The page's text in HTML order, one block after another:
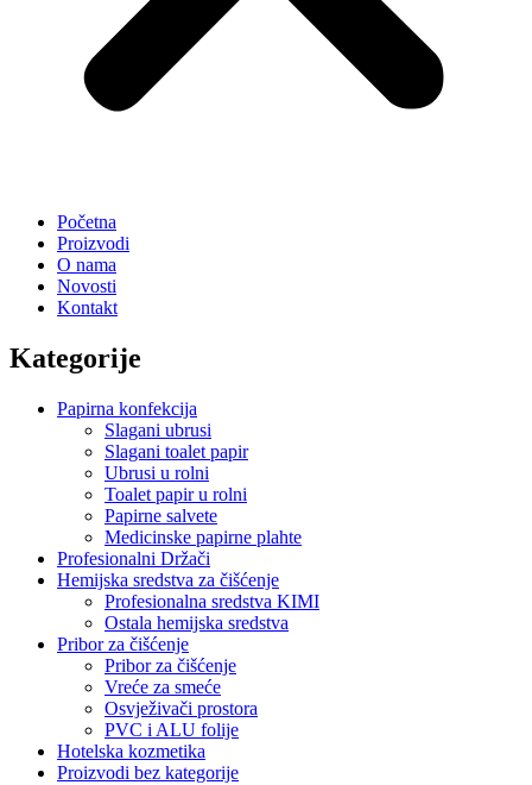
Početna
Proizvodi
O nama
Novosti
Kontakt
Kategorije
Papirna konfekcija
Slagani ubrusi
Slagani toalet papir
Ubrusi u rolni
Toalet papir u rolni
Papirne salvete
Medicinske papirne plahte
Profesionalni Držači
Hemijska sredstva za čišćenje
Profesionalna sredstva KIMI
Ostala hemijska sredstva
Pribor za čišćenje
Pribor za čišćenje
Vreće za smeće
Osvježivači prostora
PVC i ALU folije
Hotelska kozmetika
Proizvodi bez kategorije